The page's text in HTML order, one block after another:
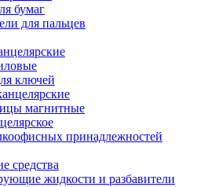
бумаг
для пальцев
ключей
магнитные
принадлежностей
средства
жидкости и разбавители